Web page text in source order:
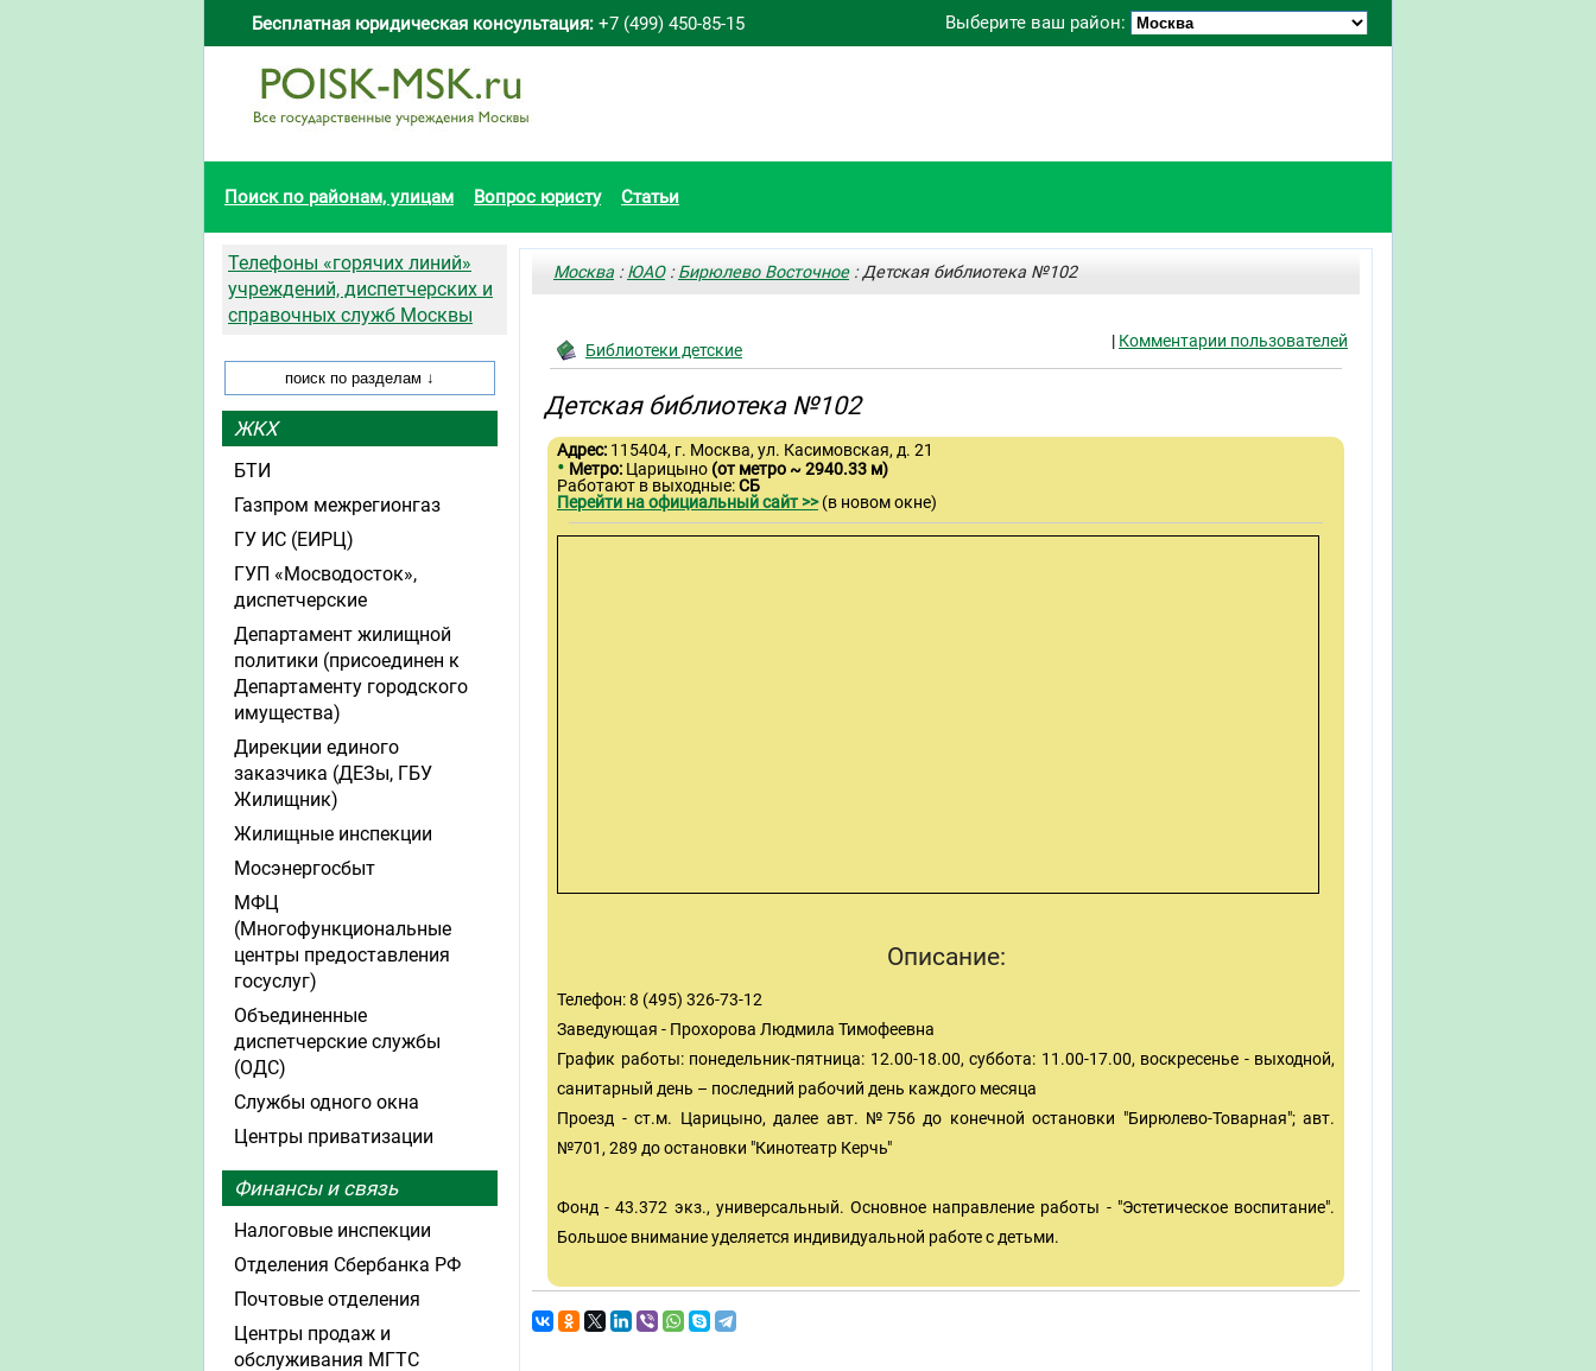
Выберите ваш район:
Бесплатная юридическая консультация: +7 (499) 450-85-15
Поиск по районам, улицам Вопрос юристу Статьи
Москва :ЮАО:Бирюлево Восточное: Детская библиотека №102
| Комментарии пользователей
Библиотеки детские
Детская библиотека №102
Адрес: 115404, г. Москва, ул. Касимовская, д. 21
• Метро: Царицыно (от метро ~ 2940.33 м)
Работают в выходные:СБ
Перейти на официальный сайт >>(в новом окне)
Описание:
Телефон: 8 (495) 326-73-12
Заведующая - Прохорова Людмила Тимофеевна
График работы: понедельник-пятница: 12.00-18.00, суббота: 11.00-17.00, воскресенье - выходной,
санитарный день – последний рабочий день каждого месяца
Проезд - ст.м. Царицыно, далее авт. №756 до конечной остановки "Бирюлево-Товарная"; авт.
№701, 289 до остановки "Кинотеатр Керчь"
Фонд - 43.372 экз., универсальный. Основное направление работы - "Эстетическое воспитание".
Большое внимание уделяется индивидуальной работе с детьми.
Телефоны «горячих линий»
учреждений, диспетчерских и
справочных служб Москвы
ЖКХ
БТИ
Газпром межрегионгаз
ГУ ИС (ЕИРЦ)
ГУП «Мосводосток»,
диспетчерские
Департамент жилищной
политики (присоединен к
Департаменту городского
имущества)
Дирекции единого
заказчика (ДЕЗы, ГБУ
Жилищник)
Жилищные инспекции
Мосэнергосбыт
МФЦ
(Многофункциональные
центры предоставления
госуслуг)
Объединенные
диспетчерские службы
(ОДС)
Службы одного окна
Центры приватизации
Финансы и связь
Налоговые инспекции
Отделения Сбербанка РФ
Почтовые отделения
Центры продаж и
обслуживания МГТС